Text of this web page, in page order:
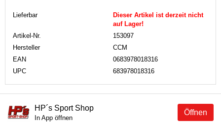
Lieferbar
Dieser Artikel ist derzeit nicht
auf Lager!
Artikel-Nr.
153097
Hersteller
CCM
EAN
0683978018316
UPC
683978018316
Öffnen
HP´s Sport Shop
In App öffnen